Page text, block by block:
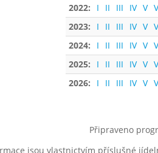
2022:
I II III IV V
2023:
I II III IV V
2024:
I II III IV V
2025:
I II III IV V
2026:
I II III IV V
Připraveno
jsou vlastnictvím příslušné